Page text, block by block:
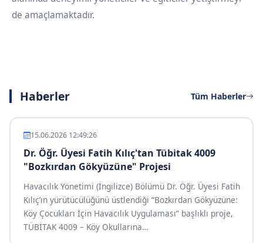
de amaçlamaktadır.
Haberler Tüm Haberler
15.06.2026 12:49:26
Dr. Öğr. Üyesi Fatih Kılıç'tan Tübitak 4009
"Bozkırdan Gökyüzüne" Projesi
Havacılık Yönetimi (İngilizce) Bölümü Dr. Öğr. Üyesi Fatih
Kılıç’ın yürütücülüğünü üstlendiği “Bozkırdan Gökyüzüne:
Köy Çocukları İçin Havacılık Uygulaması” başlıklı proje,
TÜBİTAK 4009 – Köy Okullarına…